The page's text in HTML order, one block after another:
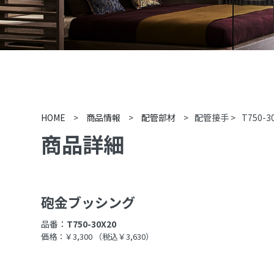
HOME > 商品情報 > 配管部材 > 配管接手 > T750-
商品詳細
砲金ブッシング
品番： T750-30X20
価格：￥3,300 （税込￥3,630）